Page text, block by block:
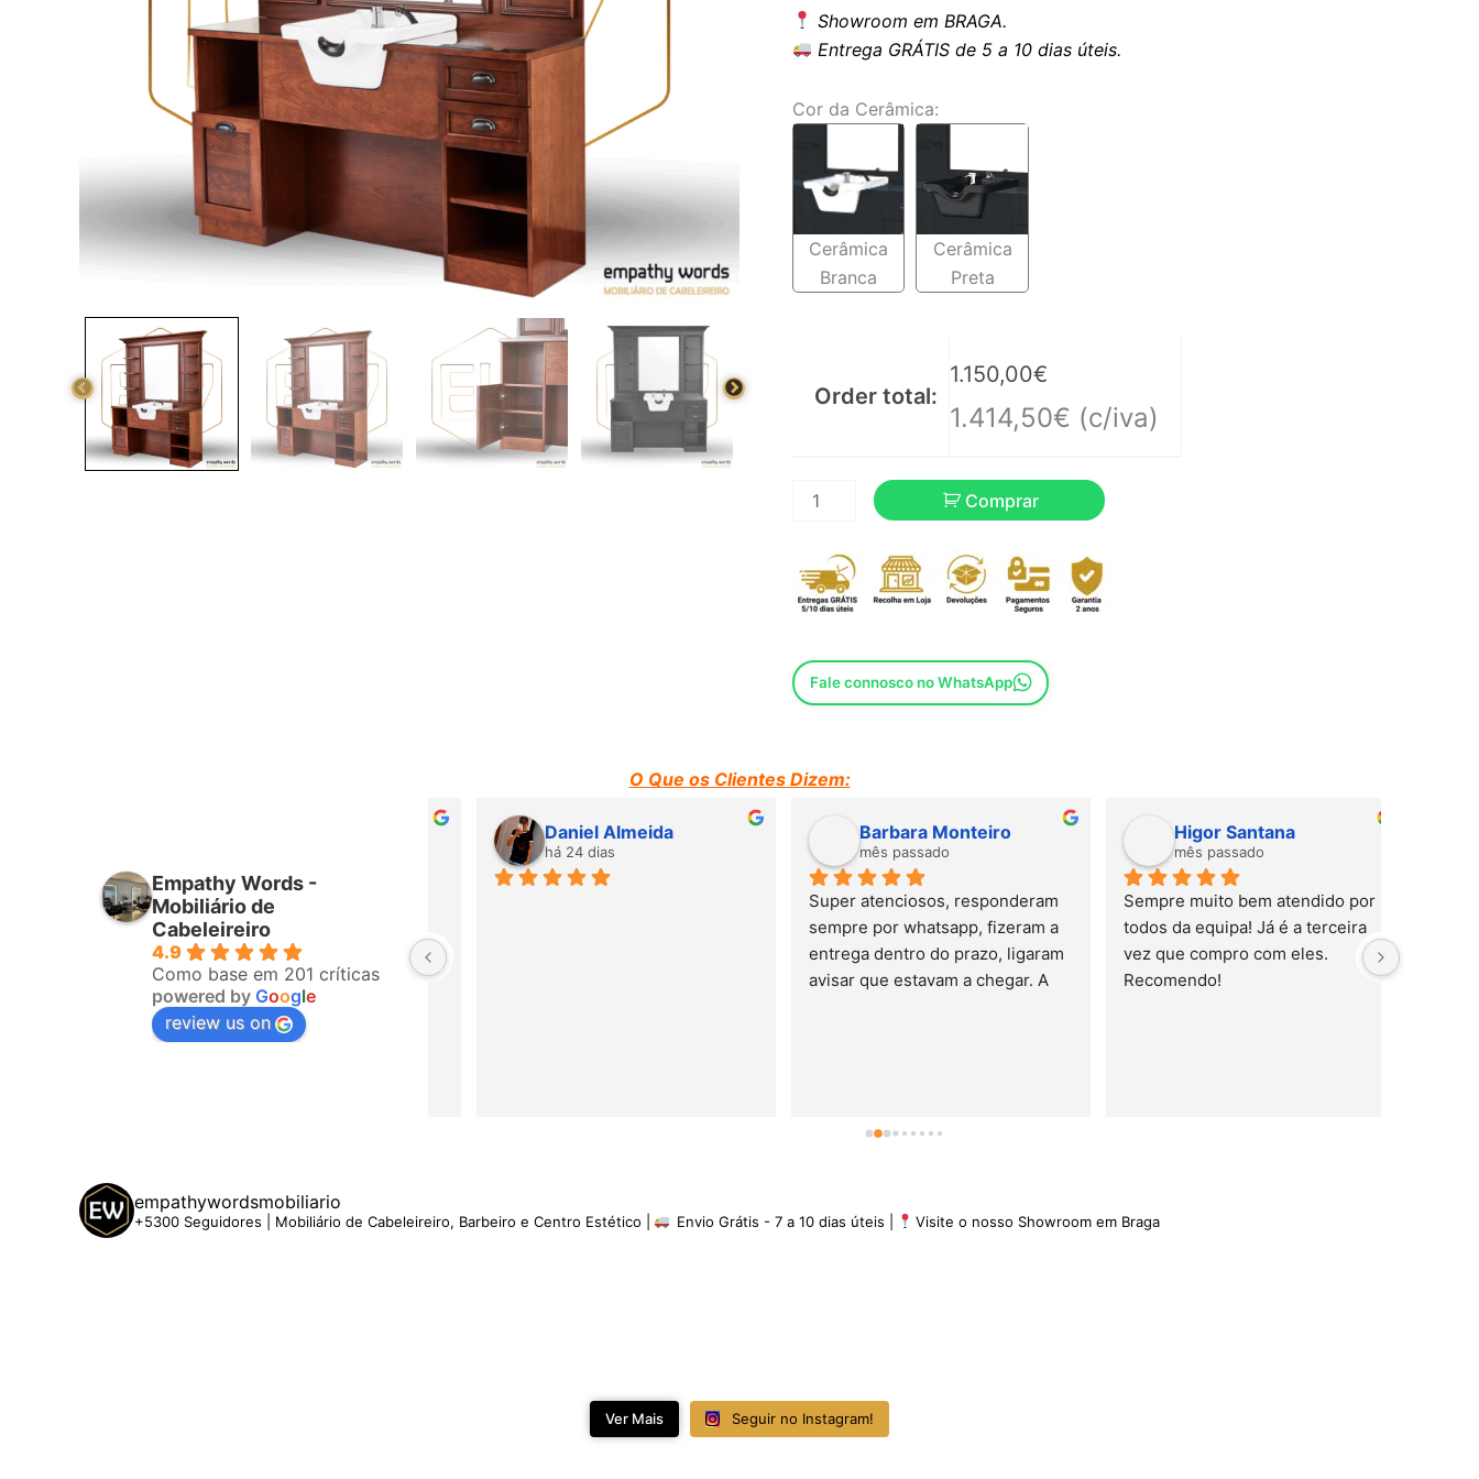
Showroom em BRAGA.
Entrega GRÁTIS de 5 a 10 dias úteis.
Cor da Cerâmica:
Cerâmica
Branca
Cerâmica
Preta
Order total:
1.150,00€
1.414,50€ (c/iva)
Comprar
Fale connosco no WhatsApp
O Que os Clientes Dizem:
Empathy Words -
Mobiliário de
Cabeleireiro
4.9
Como base em 201 críticas
powered by Google
review us on
Perfeito ♥️♥️♥️♥️
Daniel Almeida
há 24 dias
Barbara Monteiro
mês passado
Super atenciosos, responderam
sempre por whatsapp, fizeram a
entrega dentro do prazo, ligaram
avisar que estavam a chegar. A
Higor Santana
mês passado
Sempre muito bem atendido por
todos da equipa! Já é a terceira
vez que compro com eles.
Recomendo!
empathywordsmobiliario
+5300 Seguidores | Mobiliário de Cabeleireiro, Barbeiro e Centro Estético | Envio Grátis - 7 a 10 dias úteis | Visite o nosso Showroom em Braga
Ver Mais Seguir no Instagram!